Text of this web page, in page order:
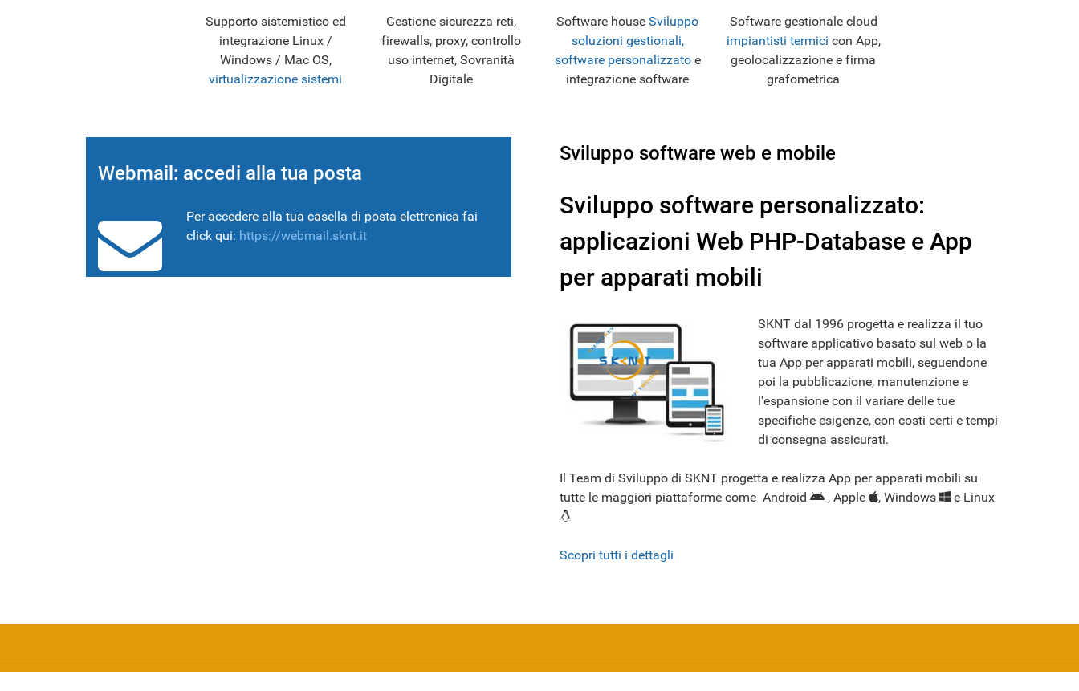
Supporto sistemistico ed
integrazione Linux /
Windows / Mac OS,
virtualizzazione sistemi
Gestione sicurezza reti,
firewalls, proxy, controllo
uso internet, Sovranità
Digitale
Software houseSviluppo
soluzioni gestionali,
software personalizzatoe
integrazione software
Software gestionale cloud
impiantisti termici con App,
geolocalizzazione e firma
grafometrica
Webmail: accedi alla tua posta
Per accedere alla tua casella di posta elettronica fai
click qui: https://webmail.sknt.it
Sviluppo software web e mobile
Sviluppo software personalizzato:
applicazioni Web PHP-Database e App
per apparati mobili
SKNT dal 1996 progetta e realizza il tuo
software applicativo basato sul web o la
tua App per apparati mobili, seguendone
poi la pubblicazione, manutenzione e
l'espansione con il variare delle tue
specifiche esigenze, con costi certi e tempi
di consegna assicurati.
Il Team di Sviluppo di SKNT progetta e realizza App per apparati mobili su
tutte le maggiori piattaforme come Android
, Apple , Windows e Linux
Scopri tutti i dettagli